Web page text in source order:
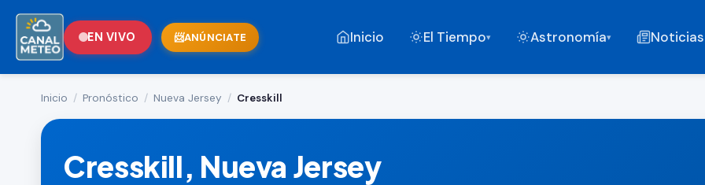
EN VIVO ANÚNCIATE Inicio El Tiempo▾ Astronomía▾ Noticias
Inicio / Pronóstico / Nueva Jersey / Cresskill
Cresskill, Nueva Jersey